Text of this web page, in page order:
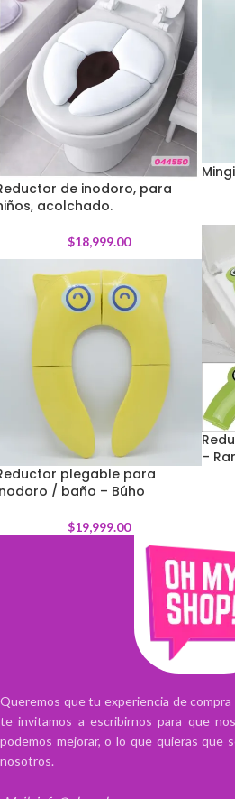
de inodoro, para
acolchado.
$18,999.00
–
plegable para
/ baño – Búho
$19,999.00
Queremos que tu experiencia de compra
te invitamos a escribirnos para que
podemos mejorar, o lo que quieras que
nosotros.